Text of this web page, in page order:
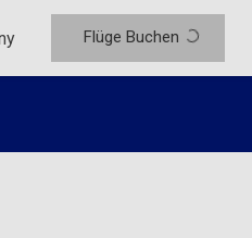
Flüge Buchen